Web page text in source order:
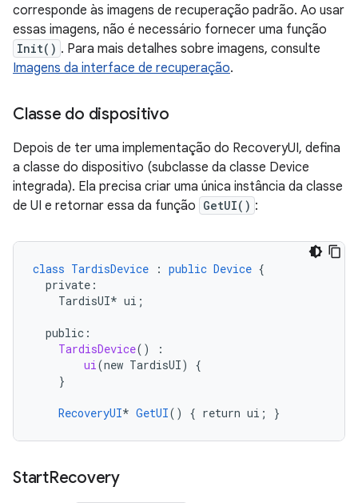
corresponde às imagens de recuperação padrão. Ao usar
essas imagens, não é necessário fornecer uma função
Init() . Para mais detalhes sobre imagens, consulte
Imagens da interface de recuperação.
Classe do dispositivo
Depois de ter uma implementação do RecoveryUI, defina
a classe do dispositivo (subclasse da classe Device
integrada). Ela precisa criar uma única instância da classe
de UI e retornar essa da função GetUI() :
class TardisDevice : public Device {
private :
TardisUI* ui ;
public :
TardisDevice()
:
ui(new TardisUI)
{
}
RecoveryUI* GetUI() { return ui ; }
StartRecovery